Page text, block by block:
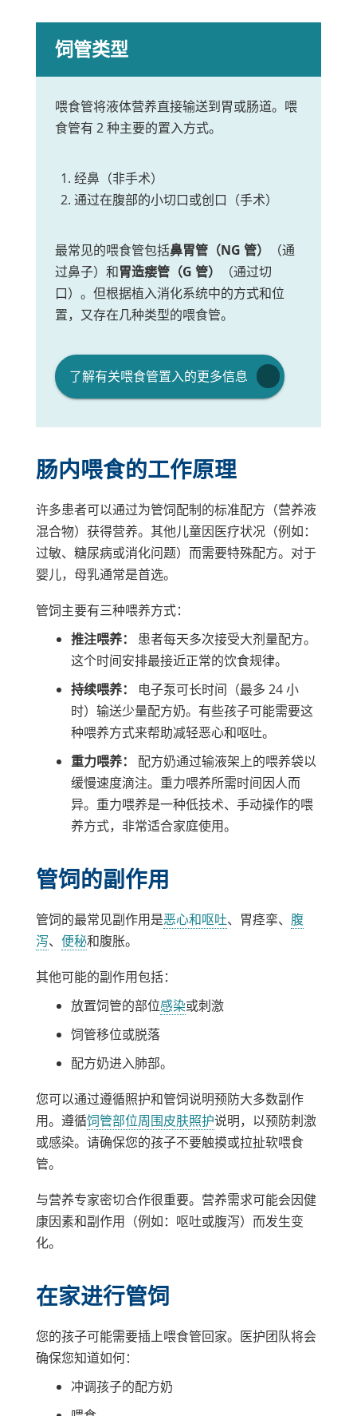
饲管类型
喂食管将液体营养直接输送到胃或肠道。喂
食管有 2 种主要的置入方式。
经鼻（非手术）
通过在腹部的小切口或创口（手术）
最常见的喂食管包括鼻胃管（NG 管）
（通
过鼻子）和胃造瘘管（G 管）
（通过切
口）。但根据植入消化系统中的方式和位
置，又存在几种类型的喂食管。
了解有关喂食管置入的更多信息
肠内喂食的工作原理
许多患者可以通过为管饲配制的标准配方（营养液
混合物）获得营养。其他儿童因医疗状况（例如：
过敏、糖尿病或消化问题）而需要特殊配方。对于
婴儿，母乳通常是首选。
管饲主要有三种喂养方式：
推注喂养： 患者每天多次接受大剂量配方。
这个时间安排最接近正常的饮食规律。
持续喂养：
电子泵可长时间（最多 24 小
时）输送少量配方奶。有些孩子可能需要这
种喂养方式来帮助减轻恶心和呕吐。
重力喂养：
配方奶通过输液架上的喂养袋以
缓慢速度滴注。重力喂养所需时间因人而
异。重力喂养是一种低技术、手动操作的喂
养方式，非常适合家庭使用。
管饲的副作用
管饲的最常见副作用是恶心和呕吐、胃痉挛、 腹
泻、 便秘和腹胀。
其他可能的副作用包括：
放置饲管的部位感染或刺激
饲管移位或脱落
配方奶进入肺部。
您可以通过遵循照护和管饲说明预防大多数副作
用。遵循饲管部位周围皮肤照护说明，以预防刺激
或感染。请确保您的孩子不要触摸或拉扯软喂食
管。
与营养专家密切合作很重要。营养需求可能会因健
康因素和副作用（例如：呕吐或腹泻）而发生变
化。
在家进行管饲
您的孩子可能需要插上喂食管回家。医护团队将会
确保您知道如何：
冲调孩子的配方奶